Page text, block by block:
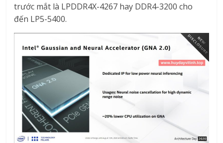
trước mắt là LPDDR4X-4267 hay DDR4-3200 cho
đến LP5-5400.